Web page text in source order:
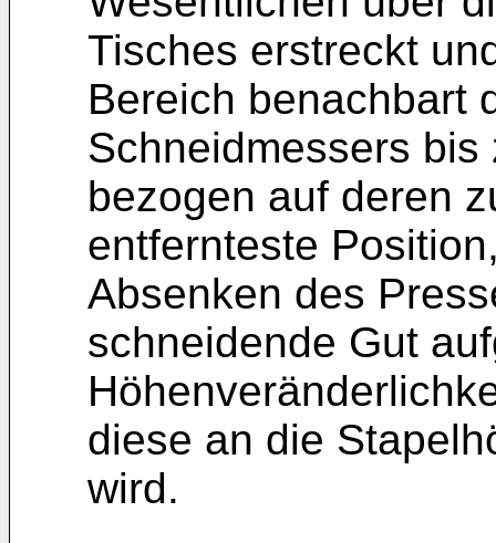
Tisches erstreckt
Bereich benachbart
Schneidmessers
bezogen auf deren
entfernteste
Absenken des
schneidende Gut
diese an die
wird.